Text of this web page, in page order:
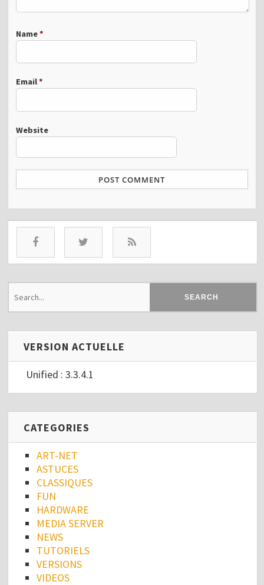
Name*
Email*
Website
VERSION ACTUELLE
Unified : 3.3.4.1
CATEGORIES
ART-NET
ASTUCES
CLASSIQUES
FUN
HARDWARE
MEDIA SERVER
NEWS
TUTORIELS
VERSIONS
VIDEOS